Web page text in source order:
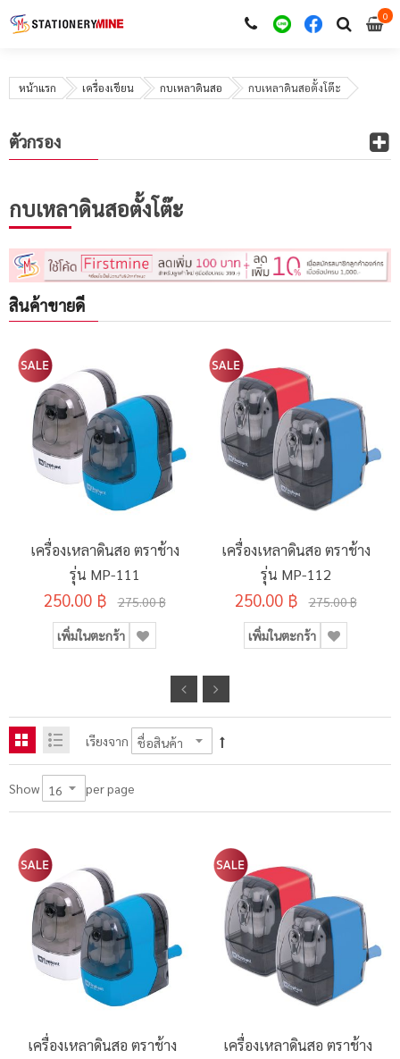
00
หน้าแรก เครื่องเขียน กบเหลาดินสอ กบเหลาดินสอตั้งโต๊ะ
กบเหลาดินสอตั้งโต๊ะ
สินค้าขายดี
เครื่องเหลาดินสอ ตราช้าง
รุ่น MP-111
250.00 ฿ 275.00 ฿
เพิ่มในตะกร้า
เครื่องเหลาดินสอ ตราช้าง
รุ่น MP-112
250.00 ฿ 275.00 ฿
เพิ่มในตะกร้า
เรียงจาก
Show per page
เครื่องเหลาดินสอ ตราช้าง
เครื่องเหลาดินสอ ตราช้าง
ตัวกรอง